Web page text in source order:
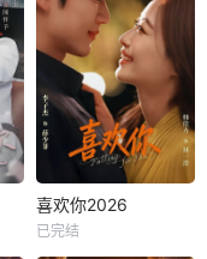
喜欢你2026
已完结